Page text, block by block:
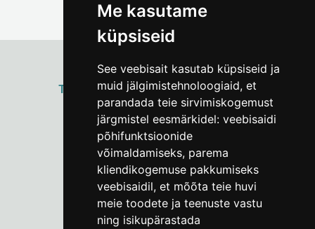
Me kasutame
küpsiseid
See veebisait kasutab küpsiseid ja
muid jälgimistehnoloogiaid, et
parandada teie sirvimiskogemust
järgmistel eesmärkidel: veebisaidi
põhifunktsioonide
võimaldamiseks, parema
kliendikogemuse pakkumiseks
veebisaidil, et mõõta teie huvi
meie toodete ja teenuste vastu
ning isikupärastada
ТАЛЛИННСКИЙГОРОДСКОЙ МУЗЕЙ
Vene 17
Пн–Пт 9–17:(+372) 610 4178
info@linnamuuseum.ee